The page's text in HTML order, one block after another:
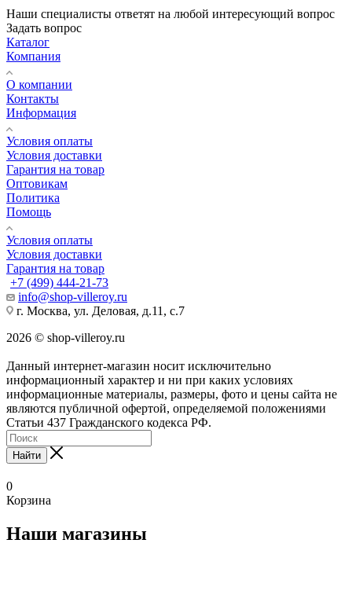
Наши специалисты ответят на любой интересующий вопрос
Задать вопрос
Каталог
Компания
О компании
Контакты
Информация
Условия оплаты
Условия доставки
Гарантия на товар
Оптовикам
Политика
Помощь
Условия оплаты
Условия доставки
Гарантия на товар
+7 (499) 444-21-73
info@shop-villeroy.ru
г. Москва, ул. Деловая, д.11, с.7
2026 © shop-villeroy.ru
Данный интернет-магазин носит исключительно
информационный характер и ни при каких условиях
информационные материалы, размеры, фото и цены сайта не
являются публичной офертой, определяемой положениями
Статьи 437 Гражданского кодекса РФ.
Найти
0
Корзина
Наши магазины